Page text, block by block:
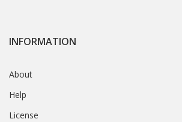
INFORMATION
About
Help
License